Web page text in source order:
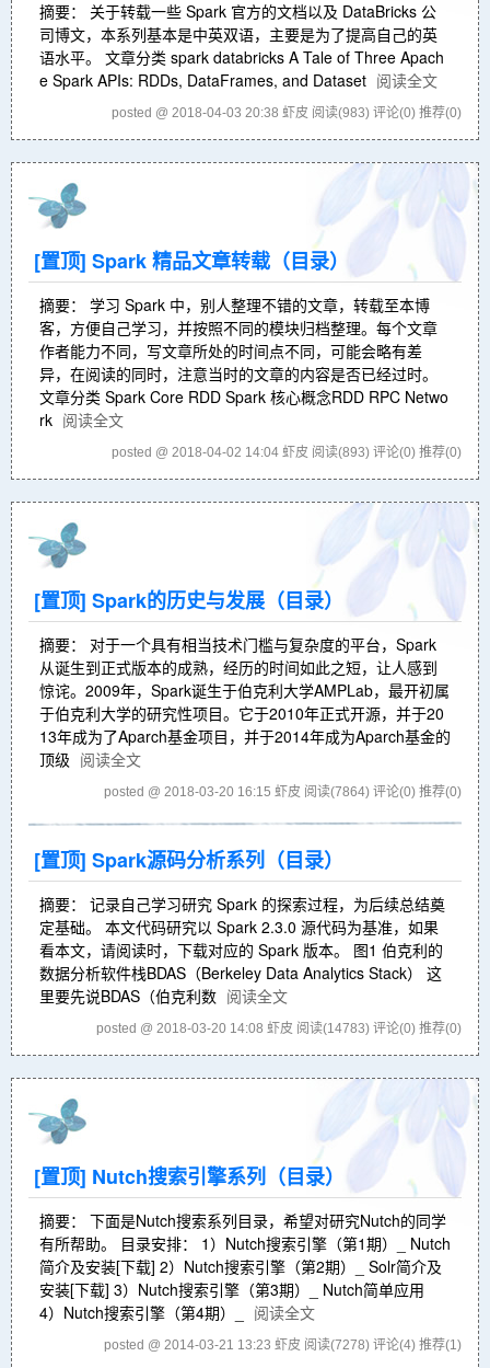
摘要： 关于转载一些 Spark 官方的文档以及 DataBricks 公
司博文，本系列基本是中英双语，主要是为了提高自己的英
语水平。 文章分类 spark databricks A Tale of Three Apach
e Spark APIs: RDDs, DataFrames, and Dataset 阅读全文
posted @ 2018-04-03 20:38 虾皮 阅读(983) 评论(0) 推荐(0)
[置顶] Spark 精品文章转载（目录）
摘要： 学习 Spark 中，别人整理不错的文章，转载至本博
客，方便自己学习，并按照不同的模块归档整理。每个文章
作者能力不同，写文章所处的时间点不同，可能会略有差
异，在阅读的同时，注意当时的文章的内容是否已经过时。
文章分类 Spark Core RDD Spark 核心概念RDD RPC Netwo
rk 阅读全文
posted @ 2018-04-02 14:04 虾皮 阅读(893) 评论(0) 推荐(0)
[置顶] Spark的历史与发展（目录）
摘要： 对于一个具有相当技术门槛与复杂度的平台，Spark
从诞生到正式版本的成熟，经历的时间如此之短，让人感到
惊诧。2009年，Spark诞生于伯克利大学AMPLab，最开初属
于伯克利大学的研究性项目。它于2010年正式开源，并于20
13年成为了Aparch基金项目，并于2014年成为Aparch基金的
顶级 阅读全文
posted @ 2018-03-20 16:15 虾皮 阅读(7864) 评论(0) 推荐(0)
[置顶] Spark源码分析系列（目录）
摘要： 记录自己学习研究 Spark 的探索过程，为后续总结奠
定基础。 本文代码研究以 Spark 2.3.0 源代码为基准，如果
看本文，请阅读时，下载对应的 Spark 版本。 图1 伯克利的
数据分析软件栈BDAS（Berkeley Data Analytics Stack） 这
里要先说BDAS（伯克利数 阅读全文
posted @ 2018-03-20 14:08 虾皮 阅读(14783) 评论(0) 推荐(0)
[置顶] Nutch搜索引擎系列（目录）
摘要： 下面是Nutch搜索系列目录，希望对研究Nutch的同学
有所帮助。 目录安排： 1）Nutch搜索引擎（第1期）_ Nutch
简介及安装[下载] 2）Nutch搜索引擎（第2期）_ Solr简介及
安装[下载] 3）Nutch搜索引擎（第3期）_ Nutch简单应用
4）Nutch搜索引擎（第4期）_
阅读全文
posted @ 2014-03-21 13:23 虾皮 阅读(7278) 评论(4) 推荐(1)